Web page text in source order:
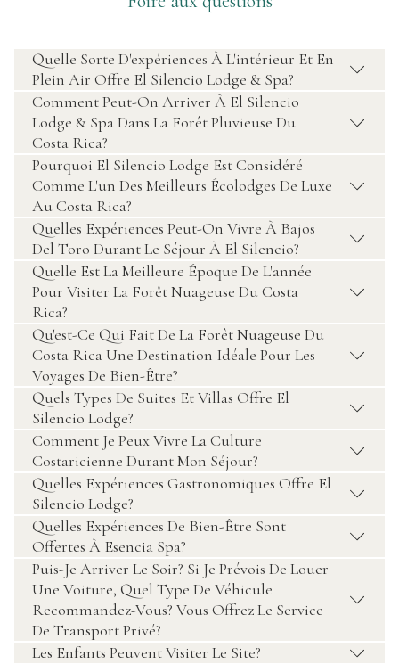
Quelle Sorte D'expériences À L'intérieur Et En
Plein Air Offre El Silencio Lodge & Spa?
Comment Peut-On Arriver À El Silencio
Lodge & Spa Dans La Forêt Pluvieuse Du
Costa Rica?
Pourquoi El Silencio Lodge Est Considéré
Comme L'un Des Meilleurs Écolodges De Luxe
Au Costa Rica?
Quelles Expériences Peut-On Vivre À Bajos
Del Toro Durant Le Séjour À El Silencio?
Quelle Est La Meilleure Époque De L'année
Pour Visiter La Forêt Nuageuse Du Costa
Rica?
Qu'est-Ce Qui Fait De La Forêt Nuageuse Du
Costa Rica Une Destination Idéale Pour Les
Voyages De Bien-Être?
Quels Types De Suites Et Villas Offre El
Silencio Lodge?
Comment Je Peux Vivre La Culture
Costaricienne Durant Mon Séjour?
Quelles Expériences Gastronomiques Offre El
Silencio Lodge?
Quelles Expériences De Bien-Être Sont
Offertes À Esencia Spa?
Puis-Je Arriver Le Soir? Si Je Prévois De Louer
Une Voiture, Quel Type De Véhicule
Recommandez-Vous? Vous Offrez Le Service
De Transport Privé?
Les Enfants Peuvent Visiter Le Site?